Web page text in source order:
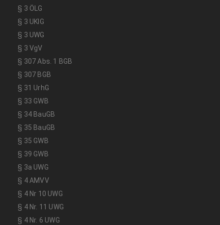
§ 3 ÖLG
§ 3 UKlG
§ 3 UWG
§ 3 VgV
§ 307 Abs. 1 BGB
§ 307 BGB
§ 31 UrhG
§ 33 GWB
§ 34 BauGB
§ 35 BauGB
§ 35 GWB
§ 39 GWB
§ 3a UWG
§ 4 AMVV
§ 4 Nr 10 UWG
§ 4 Nr. 11 UWG
§ 4 Nr. 6 UWG